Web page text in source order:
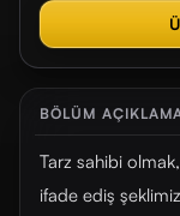
BÖLÜM
Tarz sahibi
ifade ediş